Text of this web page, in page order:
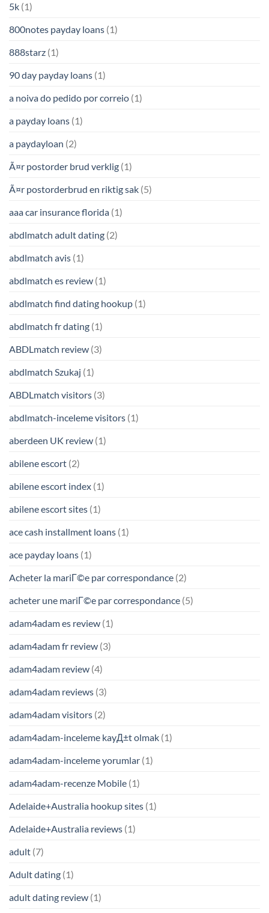
5k (1)
800notes payday loans (1)
888starz (1)
90 day payday loans (1)
a noiva do pedido por correio (1)
a payday loans (1)
a paydayloan (2)
Ã¤r postorder brud verklig (1)
Ã¤r postorderbrud en riktig sak (5)
aaa car insurance florida (1)
abdlmatch adult dating (2)
abdlmatch avis (1)
abdlmatch es review (1)
abdlmatch find dating hookup (1)
abdlmatch fr dating (1)
ABDLmatch review (3)
abdlmatch Szukaj (1)
ABDLmatch visitors (3)
abdlmatch-inceleme visitors (1)
aberdeen UK review (1)
abilene escort (2)
abilene escort index (1)
abilene escort sites (1)
ace cash installment loans (1)
ace payday loans (1)
Acheter la mariГ©e par correspondance (2)
acheter une mariГ©e par correspondance (5)
adam4adam es review (1)
adam4adam fr review (3)
adam4adam review (4)
adam4adam reviews (3)
adam4adam visitors (2)
adam4adam-inceleme kayД±t olmak (1)
adam4adam-inceleme yorumlar (1)
adam4adam-recenze Mobile (1)
Adelaide+Australia hookup sites (1)
Adelaide+Australia reviews (1)
adult (7)
Adult dating (1)
adult dating review (1)